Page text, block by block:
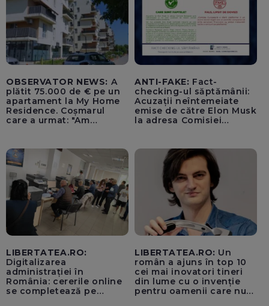
OBSERVATOR NEWS: A
plătit 75.000 de € pe un
apartament la My Home
Residence. Coșmarul
care a urmat: "Am
ANTI-FAKE: Fact-
checking-ul săptămânii:
Acuzații neîntemeiate
emise de către Elon Musk
la adresa Comisiei
pentru instaurarea
„cenzurii” pe platforma X
LIBERTATEA.RO:
Digitalizarea
administrației în
România: cererile online
se completează pe
LIBERTATEA.RO: Un
român a ajuns în top 10
cei mai inovatori tineri
din lume cu o invenție
pentru oamenii care nu